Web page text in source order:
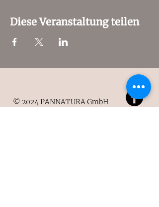
Diese Veranstaltung teilen
© 2024 PANNATURA GmbH